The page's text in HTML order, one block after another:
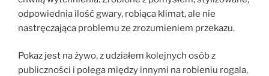
odpowiednia ilość gwary, robiąca klimat, ale nie
nastręczająca problemu ze zrozumieniem przekazu.
Pokaz jest na żywo, z udziałem kolejnych osób z
publiczności i polega między innymi na robieniu rogala,